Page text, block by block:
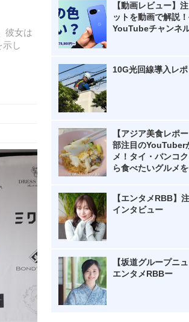
彼女は
し
【動画レビュー】
ットを動画で解説
YouTubeチャンネ
10G光回線導入レポ
【アジア美食レポ
部注目のYouTuber
メ！タイ・バンコ
ら食べたいグルメ
【エンタメRBB】
インタビュー
【坂道グループニ
エンタメRBBー